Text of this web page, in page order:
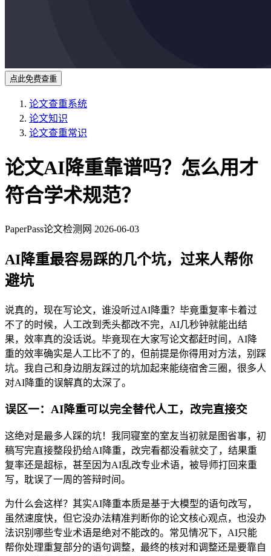
点此免费查重
论文查重系统
论文知识
论文查重常识
论文AI降重靠谱吗？怎么用才
符合学术规范？
PaperPass论文检测网 2026-06-03
AI降重最容易踩的几个坑，过来人帮你
避坑
说真的，现在写论文，谁没听过AI降重？毕竟重复率卡着过
不了的时候，人工改到秃头都改不完，AI几秒钟就能出结
果，效率真的没话说。毕竟现在大家写论文都赶时间，AI降
重的效率确实是人工比不了的，但前提是你得用对方法，别踩
坑。我自己和身边朋友踩过的坑加起来能绕宿舍三圈，很多人
对AI降重的误解真的太深了。
误区一：AI降重可以完全替代人工，改完直接交
这绝对是最多人踩的坑！我同寝室的室友当初就是图省事，初
稿写完直接整段扔给AI降重，改完看都没看就交了，结果重
复率还是超标，甚至因为AI乱改专业术语，被导师打回来重
写，耽误了一周的答辩时间。
为什么会这样？其实AI降重本质是基于大模型的语句改写，
虽然速度快，但它没办法精准判断你的论文核心观点，也没办
法识别哪些专业术语是绝对不能改的。常见情况下，AI只能
帮你处理重复部分的语句调整，最终的核对和调整还是要靠自